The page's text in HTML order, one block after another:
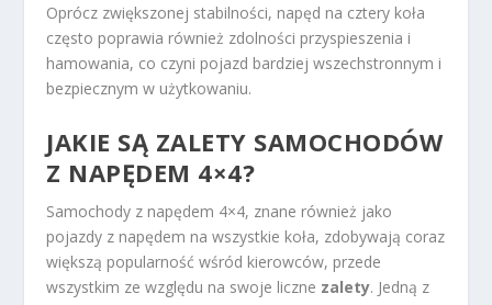
Oprócz zwiększonej stabilności, napęd na cztery koła
często poprawia również zdolności przyspieszenia i
hamowania, co czyni pojazd bardziej wszechstronnym i
bezpiecznym w użytkowaniu.
JAKIE SĄ ZALETY SAMOCHODÓW
Z NAPĘDEM 4×4?
Samochody z napędem 4×4, znane również jako
pojazdy z napędem na wszystkie koła, zdobywają coraz
większą popularność wśród kierowców, przede
wszystkim ze względu na swoje liczne zalety. Jedną z